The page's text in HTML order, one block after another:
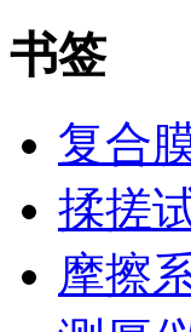
书签
复合
揉搓
摩擦